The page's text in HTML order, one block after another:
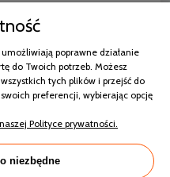
poduszka pikowana
poprawne działanie
do Twoich potrzeb. Możesz
tych plików i przejść do
preferencji, wybierając opcję
Polityce prywatności.
niezbędne